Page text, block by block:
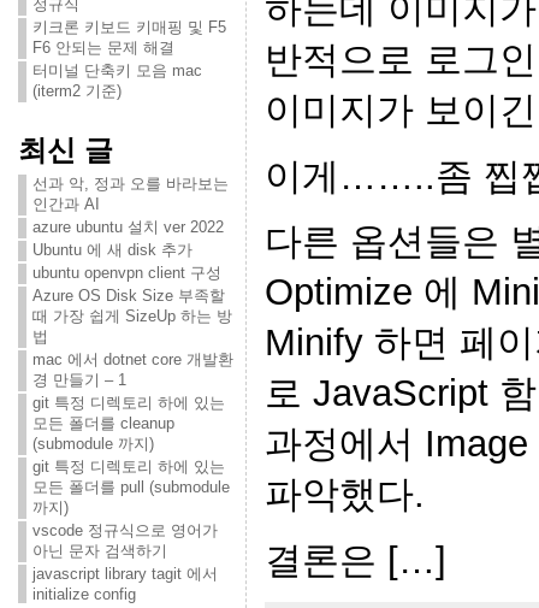
정규식
키크론 키보드 키매핑 및 F5
F6 안되는 문제 해결
터미널 단축키 모음 mac
(iterm2 기준)
최신 글
선과 악, 정과 오를 바라보는
인간과 AI
azure ubuntu 설치 ver 2022
Ubuntu 에 새 disk 추가
ubuntu openvpn client 구성
Azure OS Disk Size 부족할
때 가장 쉽게 SizeUp 하는 방
법
mac 에서 dotnet core 개발환
경 만들기 – 1
git 특정 디렉토리 하에 있는
모든 폴더를 cleanup
(submodule 까지)
git 특정 디렉토리 하에 있는
모든 폴더를 pull (submodule
까지)
vscode 정규식으로 영어가
아닌 문자 검색하기
javascript library tagit 에서
initialize config
하는데 이미지
반적으로 로그
이미지가 보이
이게……..좀 찝
다른 옵션들은
Optimize 에
Minify 하면 페
로 JavaScript
과정에서
파악했다.
결론은 […]